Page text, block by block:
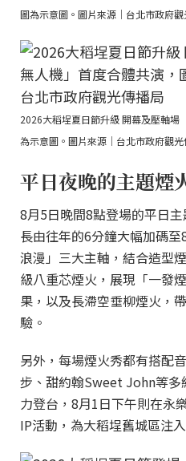
圖為示意圖。圖片來源｜台北市政府觀
2026大稻埕夏日節升級 開幕及壓軸
為示意圖。圖片來源｜台北市政府觀光
平日夜晚的主題
8月5日晚間8點登場的平日
長由往年的6分鐘大幅加碼至
浪漫」三大主軸，結合造型
級八重芯煙火，展現「一發
果，以及長滯空垂柳煙火，
驗。
另外，每場煙火秀都有搭配
步、甜約翰Sweet John等多
力登台，8月1日下午則在永
IP活動，為大稻埕舊城區注